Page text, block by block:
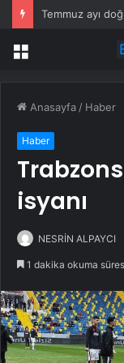
Temmuz ayı
Menü
Anasayfa / Haber
Haber
isyanı
NESRİN ALPAYCI
1 dakika okuma